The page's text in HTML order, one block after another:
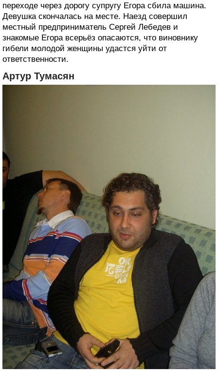
переходе через дорогу супругу Егора сбила машина.
Девушка скончалась на месте. Наезд совершил
местный предприниматель Сергей Лебедев и
знакомые Егора всерьёз опасаются, что виновнику
гибели молодой женщины удастся уйти от
ответственности.
Артур Тумасян